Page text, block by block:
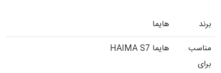
برند
هایما
مناسب
برای
هایما HAIMA S7